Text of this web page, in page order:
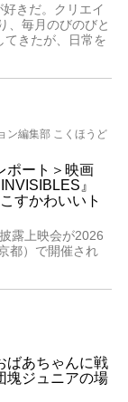
きだ。クリエイ
、毎月のびのびと
てきたが、日常を
ン編集部 こくほうど
ポート＞映画
』
すかわいいト
露上映会が2026
都）で開催され
ばあちゃんに戦
塊ジュニアの場